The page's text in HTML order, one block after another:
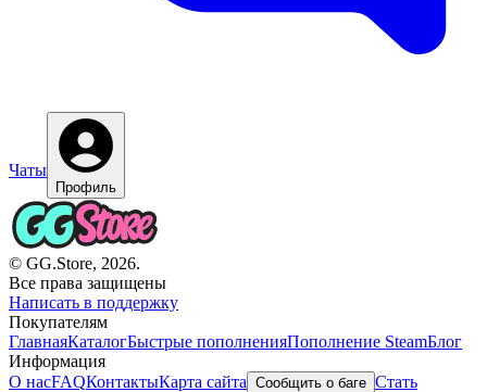
Чаты
Профиль
© GG.Store, 2026.
Все права защищены
Написать в поддержку
Покупателям
ГлавнаяКаталогБыстрые пополненияПополнение SteamБлог
Информация
О насFAQКонтактыКарта сайта Сообщить о баге Стать